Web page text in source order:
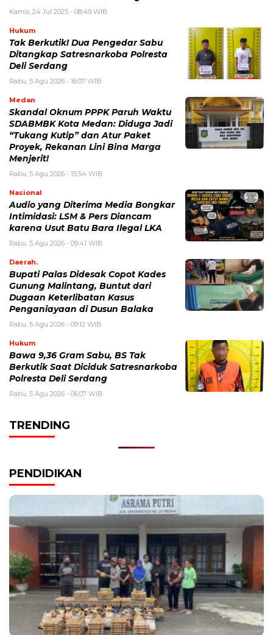
Kamis, 24 Jul 2025 - 08:49 WIB
Hukum
Tak Berkutik! Dua Pengedar Sabu
Ditangkap Satresnarkoba Polresta
Deli Serdang
Rabu, 5 Agu 2026 - 16:07 WIB
Medan
Skandal Oknum PPPK Paruh Waktu
SDABMBK Kota Medan: Diduga Jadi
“Tukang Kutip” dan Atur Paket
Proyek, Rekanan Lini Bina Marga
Menjerit!
Rabu, 5 Agu 2026 - 15:54 WIB
Nasional
Audio yang Diterima Media Bongkar
Intimidasi: LSM & Pers Diancam
karena Usut Batu Bara Ilegal LKA
Rabu, 5 Agu 2026 - 09:41 WIB
Daerah.
Bupati Palas Didesak Copot Kades
Gunung Malintang, Buntut dari
Dugaan Keterlibatan Kasus
Penganiayaan di Dusun Balaka
Rabu, 5 Agu 2026 - 09:12 WIB
Hukum
Bawa 9,36 Gram Sabu, BS Tak
Berkutik Saat Diciduk Satresnarkoba
Polresta Deli Serdang
Rabu, 5 Agu 2026 - 06:07 WIB
TRENDING
PENDIDIKAN